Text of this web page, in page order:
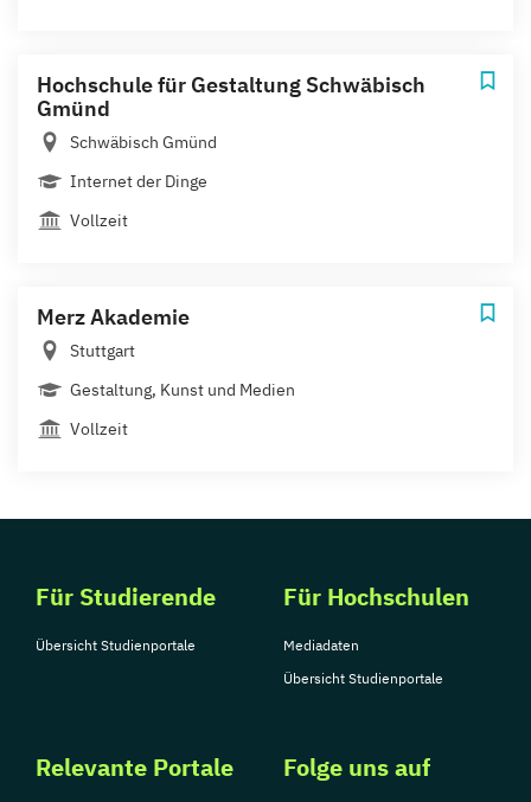
Hochschule für Gestaltung Schwäbisch
Gmünd
Schwäbisch Gmünd
Internet der Dinge
Vollzeit
Merz Akademie
Stuttgart
Gestaltung, Kunst und Medien
Vollzeit
Für Studierende
Übersicht Studienportale
Für Hochschulen
Mediadaten
Übersicht Studienportale
Relevante Portale Folge uns auf